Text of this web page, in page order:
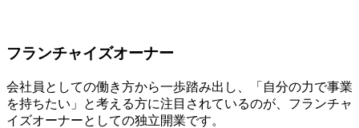
フランチャイズオーナー
会社員としての働き方から一歩踏み出し、「自分の力で事業
を持ちたい」と考える方に注目されているのが、フランチャ
イズオーナーとしての独立開業です。